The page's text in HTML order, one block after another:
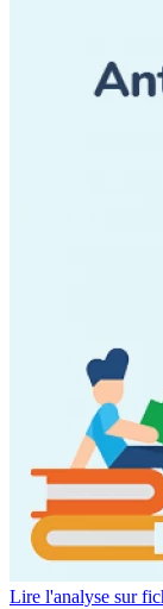
Lire l'analyse sur